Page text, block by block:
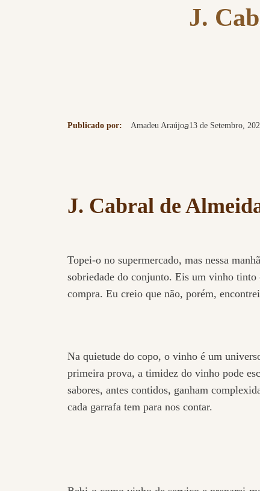
J.
Publicado por: Amadeu Araújoa13 de Setembro,
J. Cabral de
Topei-o no supermercado, mas nessa
sobriedade do conjunto. Eis um vinho tinto
compra. Eu creio que não, porém,
Na quietude do copo, o vinho é um
primeira prova, a timidez do vinho pode
sabores, antes contidos, ganham
cada garrafa tem para nos contar.